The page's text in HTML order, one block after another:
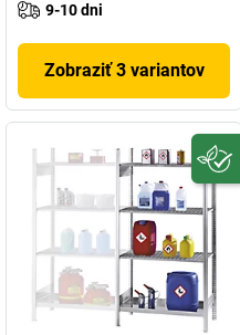
9-10 dni
Zobraziť 3 variantov